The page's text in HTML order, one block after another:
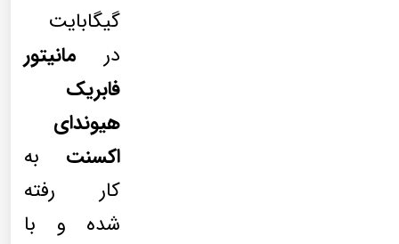
گیگابایت
در مانیتور
فابریک
هیوندای
اکسنت به
کار رفته
شده و با